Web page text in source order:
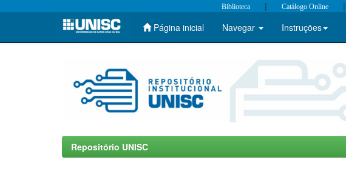
Skip
Biblioteca | Catálogo Online |
Página inicial Navegar Instruções
Repositório UNISC